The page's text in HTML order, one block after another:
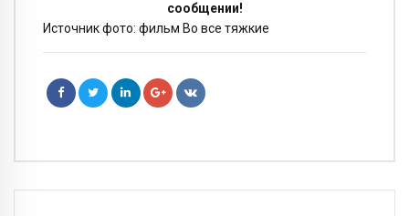
сообщении!
Источник фото: фильм Во все тяжкие